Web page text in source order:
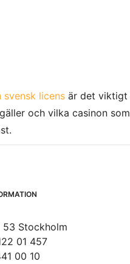
svensk licensär det viktigt
och vilka casinon som
53 Stockholm
01 457
00 10